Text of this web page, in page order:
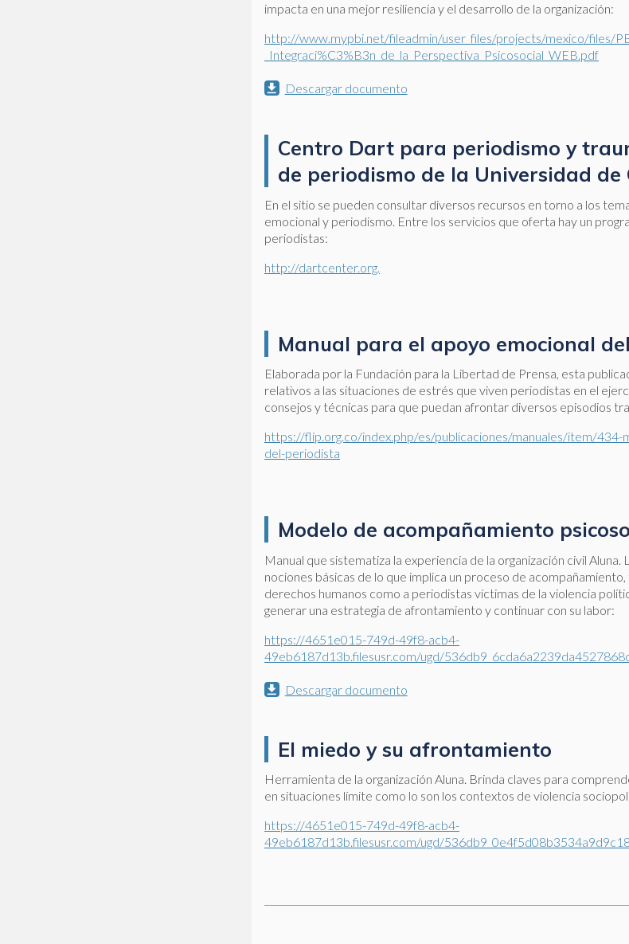
impacta en una mejor resiliencia y el desarrollo de la organización:
http://www.mypbi.net/fileadmin/user_files/projects/mexico/files/
_Integraci%C3%B3n_de_la_Perspectiva_Psicosocial_WEB.pdf
Descargar documento
Centro Dart para periodismo y
de periodismo de la Universidad de
En el sitio se pueden consultar diversos recursos en torno a los
emocional y periodismo. Entre los servicios que oferta hay un
periodistas:
http://dartcenter.org.
Manual para el apoyo emocional
Elaborada por la Fundación para la Libertad de Prensa, esta
relativos a las situaciones de estrés que viven periodistas en el
consejos y técnicas para que puedan afrontar diversos episodios
https://flip.org.co/index.php/es/publicaciones/manuales/item/434-
del-periodista
Modelo de acompañamiento
Manual que sistematiza la experiencia de la organización civil
nociones básicas de lo que implica un proceso de
derechos humanos como a periodistas víctimas de la violencia
generar una estrategia de afrontamiento y continuar con su labor:
https://4651e015-749d-49f8-acb4-
49eb6187d13b.filesusr.com/ugd/
Descargar documento
El miedo y su afrontamiento
Herramienta de la organización Aluna. Brinda claves para
en situaciones límite como lo son los contextos de violencia
https://4651e015-749d-49f8-acb4-
49eb6187d13b.filesusr.com/ugd/